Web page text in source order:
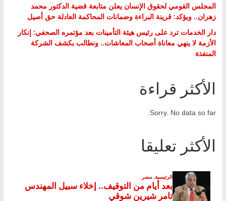
المجلس القومي لحقوق الإنسان يعلن متابعة قضية الدكتور محمد
زهران.. ويؤكد: قرينة البراءة وضمانات المحاكمة العادلة حق أصيل
دار الخدمات ترد على رئيس هيئة التأمينات بعد مؤتمره الصحفي: إنكار
الأزمة لا ينهي معاناة أصحاب المعاشات.. ونطالب بكشف الشركة
المنفذة
الأكثر قراءة
Sorry. No data so far.
الأكثر تعليقا